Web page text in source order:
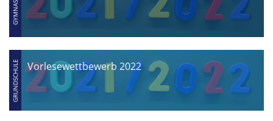
Vorlesewettbewerb 2022